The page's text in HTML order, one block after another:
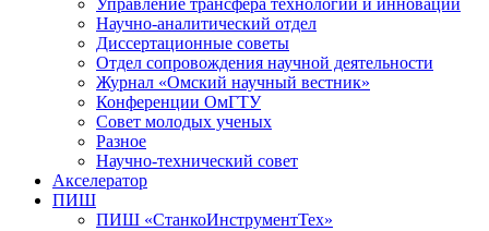
Управление трансфера технологий и инноваций
Научно-аналитический отдел
Диссертационные советы
Отдел сопровождения научной деятельности
Журнал «Омский научный вестник»
Конференции ОмГТУ
Совет молодых ученых
Разное
Научно-технический совет
Акселератор
ПИШ
ПИШ «СтанкоИнструментТех»